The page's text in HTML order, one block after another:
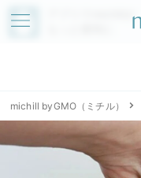
アプリでmichillが
michill byGMO（ミチル）